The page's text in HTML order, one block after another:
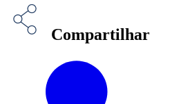
Compartilhar